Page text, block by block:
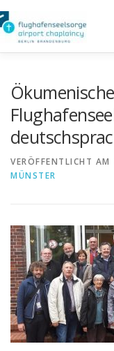
Inhalt
springen
SEELSORGE FÜR
IMPRESSUM
VERÖFFENTLICHT AM
MÜNSTER